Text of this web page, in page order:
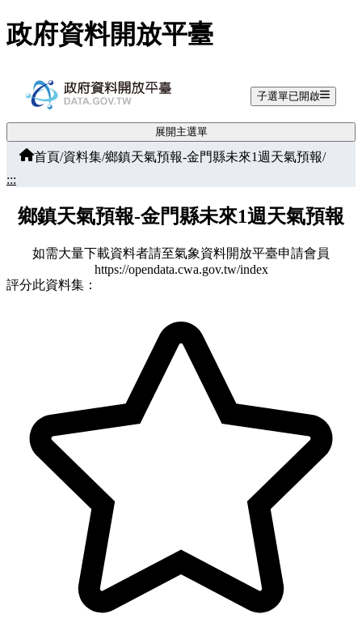
跳至主要內容
政府資料開放平臺
子選單已開啟
展開主選單
首頁/資料集/鄉鎮天氣預報-金門縣未來1週天氣預報/
:::
鄉鎮天氣預報-金門縣未來1週天氣預報
如需大量下載資料者請至氣象資料開放平臺申請會員
https://opendata.cwa.gov.tw/index
評分此資料集：